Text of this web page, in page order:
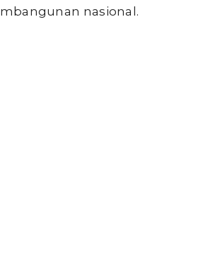
nasional.